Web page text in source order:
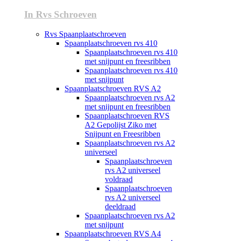
In Rvs Schroeven
Rvs Spaanplaatschroeven
Spaanplaatschroeven rvs 410
Spaanplaatschroeven rvs 410
met snijpunt en freesribben
Spaanplaatschroeven rvs 410
met snijpunt
Spaanplaatschroeven RVS A2
Spaanplaatschroeven rvs A2
met snijpunt en freesribben
Spaanplaatschroeven RVS
A2 Gepolijst Ziko met
Snijpunt en Freesribben
Spaanplaatschroeven rvs A2
universeel
Spaanplaatschroeven
rvs A2 universeel
voldraad
Spaanplaatschroeven
rvs A2 universeel
deeldraad
Spaanplaatschroeven rvs A2
met snijpunt
Spaanplaatschroeven RVS A4